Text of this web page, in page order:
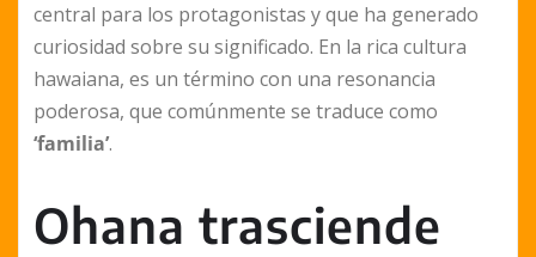
central para los protagonistas y que ha generado
curiosidad sobre su significado. En la rica cultura
hawaiana, es un término con una resonancia
poderosa, que comúnmente se traduce como
‘familia’.
Ohana trasciende